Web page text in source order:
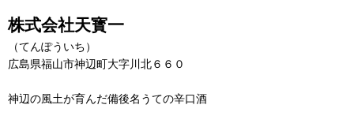
株式会社天寳一
（てんぽういち）
広島県福山市神辺町大字川北６６０
神辺の風土が育んだ備後名うての辛口酒